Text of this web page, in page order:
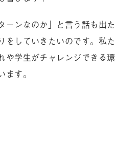
ンなのか」と言う話も出
をしていきたいのです。私
や学生がチャレンジできる
す。